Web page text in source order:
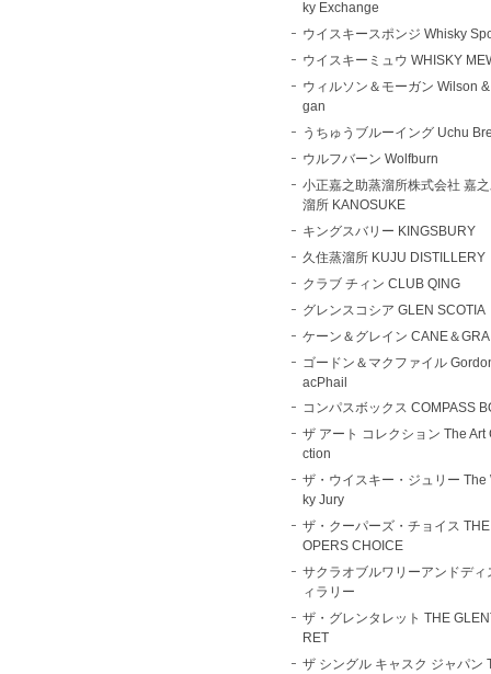
ky Exchange
ウイスキースポンジ Whisky
ウイスキーミュウ WHISKY
ウィルソン＆モーガン Wilson
gan
うちゅうブルーイング Uchu
ウルフバーン Wolfburn
小正嘉之助蒸溜所株式会社 嘉
溜所 KANOSUKE
キングスバリー KINGSBURY
久住蒸溜所 KUJU DISTILLERY
クラブ チィン CLUB QING
グレンスコシア GLEN SCOTIA
ケーン＆グレイン CANE＆
ゴードン＆マクファイル
acPhail
コンパスボックス COMPASS
ザ アート コレクション The Art
ction
ザ・ウイスキー・ジュリー The
ky Jury
ザ・クーパーズ・チョイス
OPERS CHOICE
サクラオブルワリーアンドディ
ィラリー
ザ・グレンタレット THE
RET
ザ シングル キャスク ジャパン